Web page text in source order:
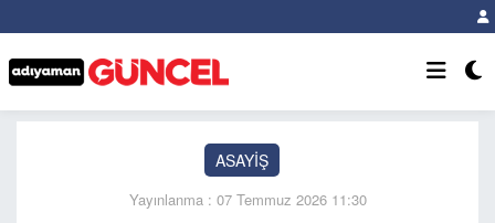
ASAYİŞ
Yayınlanma : 07 Temmuz 2026 11:30